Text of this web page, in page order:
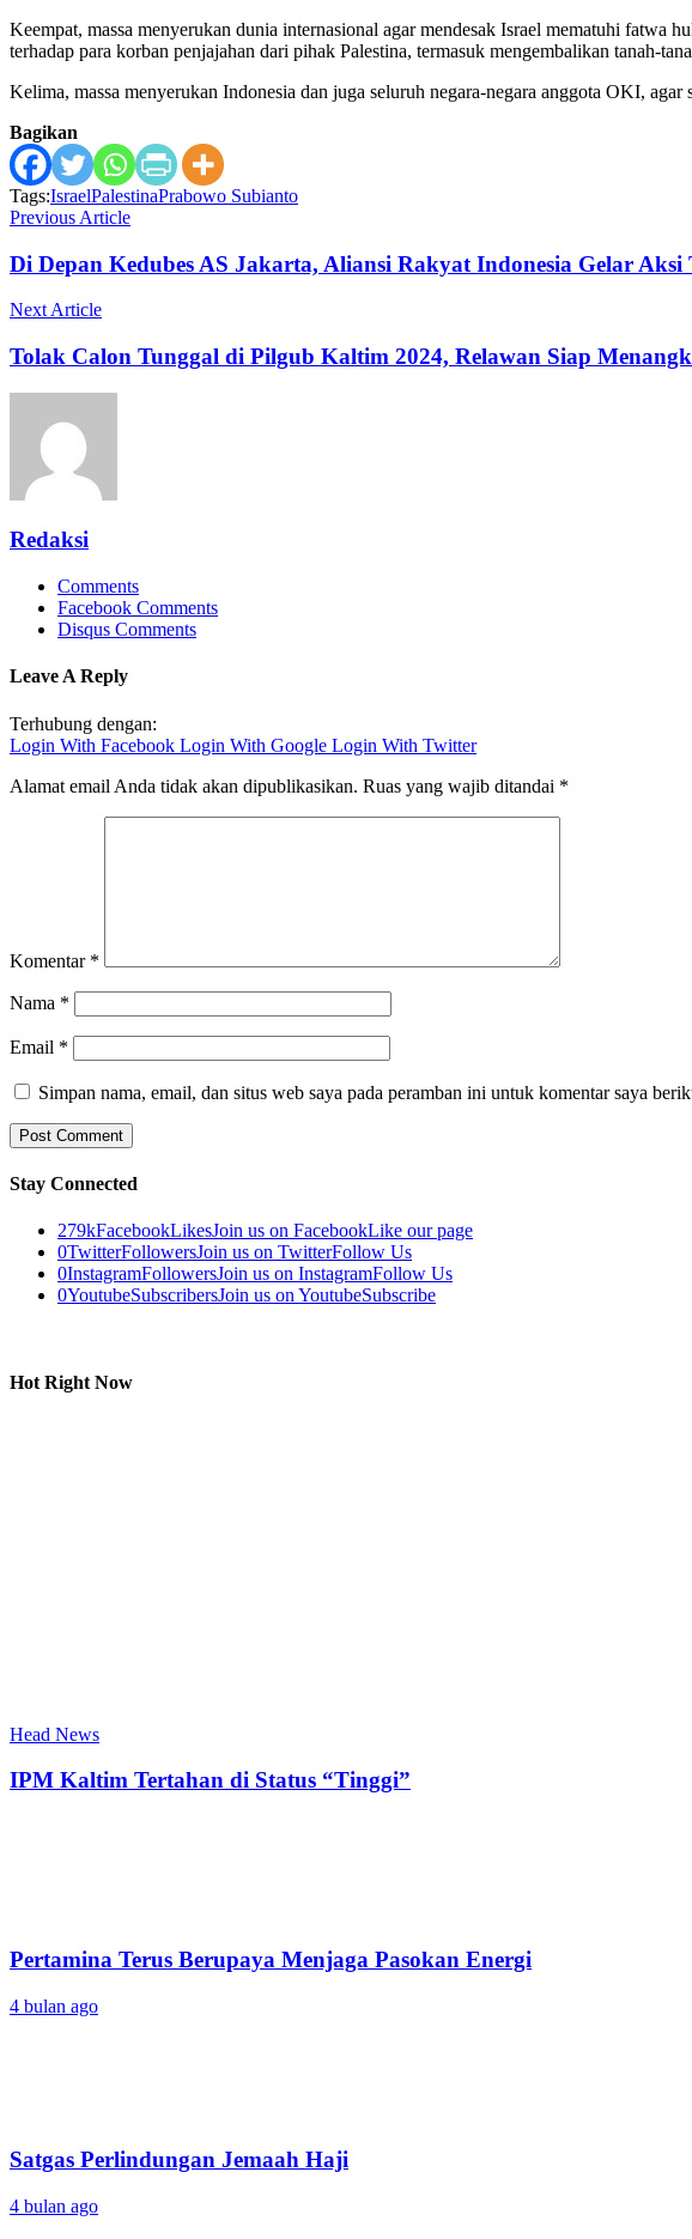
Keempat, massa menyerukan dunia internasional agar mendesak Israel mematuhi fatwa
terhadap para korban penjajahan dari pihak Palestina, termasuk mengembalikan tanah-
Kelima, massa menyerukan Indonesia dan juga seluruh negara-negara anggota OKI,
Bagikan
Tags:IsraelPalestinaPrabowo Subianto
Previous Article
Di Depan Kedubes AS Jakarta, Aliansi Rakyat Indonesia Gelar
Next Article
Tolak Calon Tunggal di Pilgub Kaltim 2024, Relawan Siap
Redaksi
Comments
Facebook Comments
Disqus Comments
Leave A Reply
Terhubung dengan:
Login With Facebook Login With Google Login With Twitter
Alamat email Anda tidak akan dipublikasikan. Ruas yang wajib ditandai *
Komentar *
Nama *
Email *
Simpan nama, email, dan situs web saya pada peramban ini untuk komentar saya
Stay Connected
279kFacebookLikesJoin us on FacebookLike our page
0TwitterFollowersJoin us on TwitterFollow Us
0InstagramFollowersJoin us on InstagramFollow Us
0YoutubeSubscribersJoin us on YoutubeSubscribe
Hot Right Now
Head News
IPM Kaltim Tertahan di Status “Tinggi”
Pertamina Terus Berupaya Menjaga Pasokan Energi
4 bulan ago
Satgas Perlindungan Jemaah Haji
4 bulan ago